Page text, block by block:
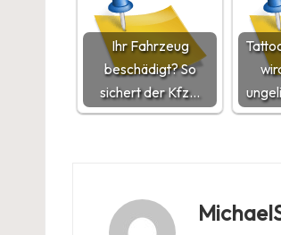
Ihr Fahrzeug
beschädigt? So
sichert der Kfz…